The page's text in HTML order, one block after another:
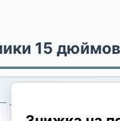
15
JBL, Eminence, Jensen,